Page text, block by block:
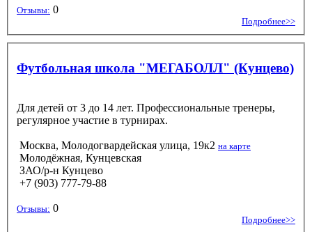
Отзывы: 0
Подробнее>>
Футбольная школа "МЕГАБОЛЛ" (Кунцево)
Для детей от 3 до 14 лет. Профессиональные тренеры,
регулярное участие в турнирах.
Москва, Молодогвардейская улица, 19к2 на карте
Молодёжная, Кунцевская
ЗАО/р-н Кунцево
+7 (903) 777-79-88
Отзывы: 0
Подробнее>>